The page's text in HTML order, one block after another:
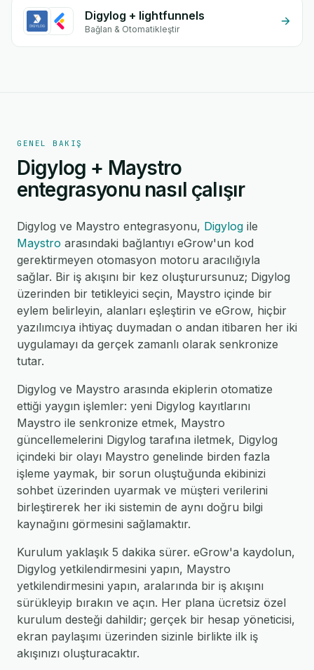
Digylog + lightfunnels
Bağlan & Otomatikleştir
GENEL BAKIŞ
Digylog + Maystro
entegrasyonu nasıl çalışır
Digylog ve Maystro entegrasyonu, Digylog ile
Maystro arasındaki bağlantıyı eGrow'un kod
gerektirmeyen otomasyon motoru aracılığıyla
sağlar. Bir iş akışını bir kez oluşturursunuz; Digylog
üzerinden bir tetikleyici seçin, Maystro içinde bir
eylem belirleyin, alanları eşleştirin ve eGrow, hiçbir
yazılımcıya ihtiyaç duymadan o andan itibaren her iki
uygulamayı da gerçek zamanlı olarak senkronize
tutar.
Digylog ve Maystro arasında ekiplerin otomatize
ettiği yaygın işlemler: yeni Digylog kayıtlarını
Maystro ile senkronize etmek, Maystro
güncellemelerini Digylog tarafına iletmek, Digylog
içindeki bir olayı Maystro genelinde birden fazla
işleme yaymak, bir sorun oluştuğunda ekibinizi
sohbet üzerinden uyarmak ve müşteri verilerini
birleştirerek her iki sistemin de aynı doğru bilgi
kaynağını görmesini sağlamaktır.
Kurulum yaklaşık 5 dakika sürer. eGrow'a kaydolun,
Digylog yetkilendirmesini yapın, Maystro
yetkilendirmesini yapın, aralarında bir iş akışını
sürükleyip bırakın ve açın. Her plana ücretsiz özel
kurulum desteği dahildir; gerçek bir hesap yöneticisi,
ekran paylaşımı üzerinden sizinle birlikte ilk iş
akışınızı oluşturacaktır.